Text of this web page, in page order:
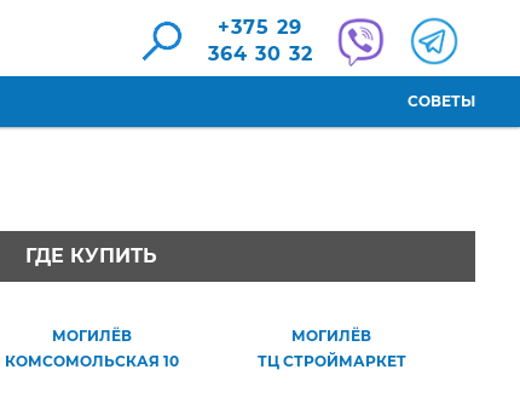
+375 29
364 30 32
СОВЕТЫ
ГДЕ КУПИТЬ
МОГИЛЁВ
КОМСОМОЛЬСКАЯ 10
МОГИЛЁВ
ТЦ СТРОЙМАРКЕТ